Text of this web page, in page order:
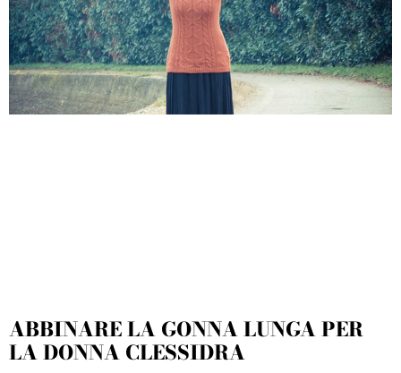
ABBINARE LA GONNA LUNGA PER
LA DONNA CLESSIDRA